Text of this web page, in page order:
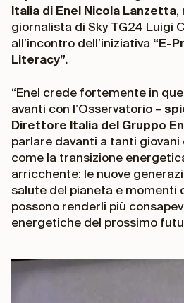
Italia di Enel Nicola Lanzetta,
giornalista di Sky TG24 Luigi
all’incontro dell’iniziativa “E-
Literacy”.
“Enel crede fortemente in
avanti con l’Osservatorio –
Direttore Italia del Gruppo
parlare davanti a tanti
come la transizione
arricchente: le nuove
salute del pianeta e momenti
possono renderli più
energetiche del prossimo